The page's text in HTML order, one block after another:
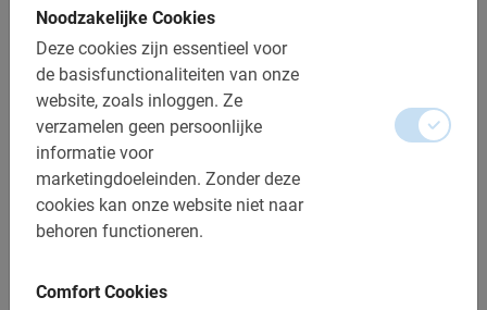
Noodzakelijke Cookies
Deze cookies zijn essentieel voor
de basisfunctionaliteiten van onze
website, zoals inloggen. Ze
verzamelen geen persoonlijke
informatie voor
marketingdoeleinden. Zonder deze
cookies kan onze website niet naar
behoren functioneren.
Comfort Cookies
Inclusief:
Gebruik van de fiets
Gids uit Den Haag
Een top ervaring!